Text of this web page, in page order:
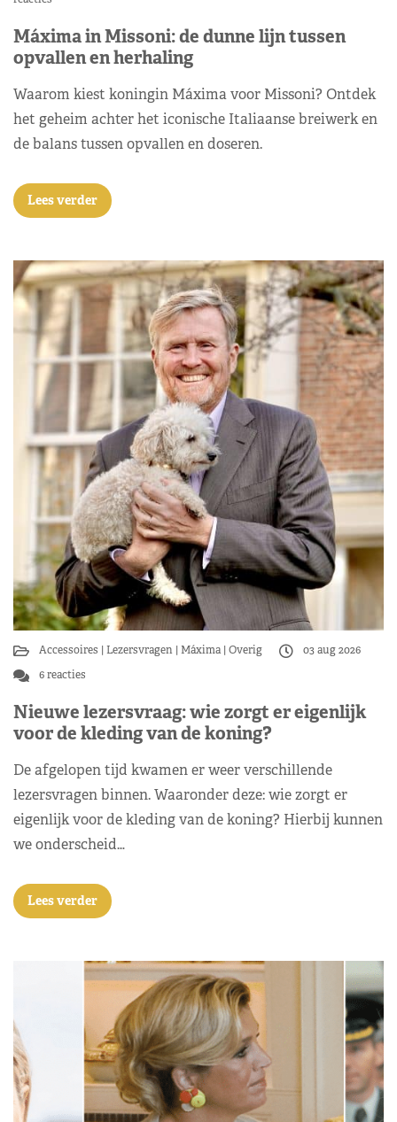
Máxima in Missoni: de dunne lijn tussen
opvallen en herhaling
Waarom kiest koningin Máxima voor Missoni? Ontdek
het geheim achter het iconische Italiaanse breiwerk en
de balans tussen opvallen en doseren.
Lees verder
Accessoires Lezersvragen Máxima Overig
03 aug 2026
6 reacties
Nieuwe lezersvraag: wie zorgt er eigenlijk
voor de kleding van de koning?
De afgelopen tijd kwamen er weer verschillende
lezersvragen binnen. Waaronder deze: wie zorgt er
eigenlijk voor de kleding van de koning? Hierbij kunnen
we onderscheid…
Lees verder